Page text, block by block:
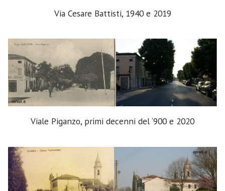
Via Cesare Battisti, 1940 e 2019
Viale Piganzo, primi decenni del ‘900 e 2020